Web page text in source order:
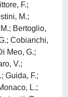
F.;
M.;
Bertoglio,
Cobianchi,
Meo, G.;
V.;
Guida, F.;
L.;